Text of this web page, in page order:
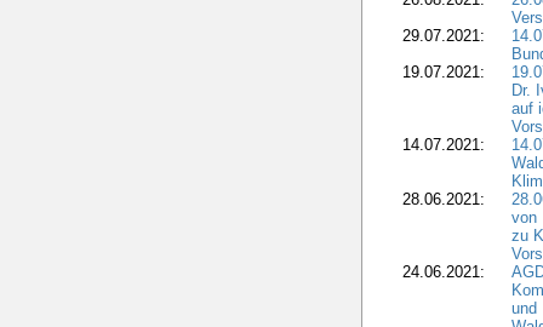
29.07.2021:
19.07.2021:
Dr.
auf
14.07.2021:
28.06.2021:
von
zu
24.06.2021:
und